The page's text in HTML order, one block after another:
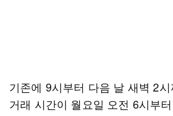
기존에 9시부터 다음 날 새벽 2
거래 시간이 월요일 오전 6시부